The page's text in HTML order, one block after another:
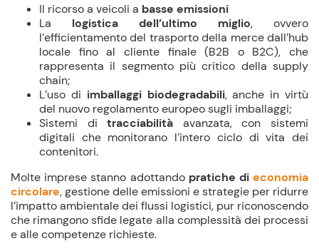
Il ricorso a veicoli a basse emissioni
La logistica dell’ultimo miglio, ovvero
l’efficientamento del trasporto della merce dall’hub
locale fino al cliente finale (B2B o B2C), che
rappresenta il segmento più critico della supply
chain;
L’uso di imballaggi biodegradabili, anche in virtù
del nuovo regolamento europeo sugli imballaggi;
Sistemi ditracciabilità avanzata, con sistemi
digitali che monitorano l’intero ciclo di vita dei
contenitori.
Molte imprese stanno adottando pratiche dieconomia
circolare, gestione delle emissioni e strategie per ridurre
l’impatto ambientale dei flussi logistici, pur riconoscendo
che rimangono sfide legate alla complessità dei processi
e alle competenze richieste.